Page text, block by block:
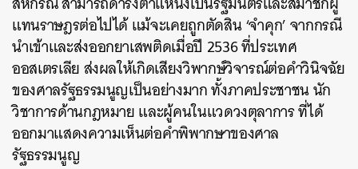
แทนราษฎรต่อไปได้ แม้จะเคยถูกตัดสิน ‘จำคุก’ จากกรณี
นำเข้าและส่งออกยาเสพติดเมื่อปี 2536 ที่ประเทศ
ออสเตรเลีย ส่งผลให้เกิดเสียงวิพากษ์วิจารณ์ต่อคำวินิจฉัย
ของศาลรัฐธรรมนูญเป็นอย่างมาก ทั้งภาคประชาชน นัก
วิชาการด้านกฎหมาย และผู้คนในแวดวงตุลาการ ที่ได้
ออกมาแสดงความเห็นต่อคำพิพากษาของศาล
รัฐธรรมนูญ